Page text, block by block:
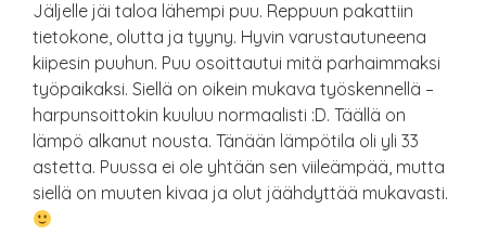
Jäljelle jäi taloa lähempi puu. Reppuun pakattiin
tietokone, olutta ja tyyny. Hyvin varustautuneena
kiipesin puuhun. Puu osoittautui mitä parhaimmaksi
työpaikaksi. Siellä on oikein mukava työskennellä –
harpunsoittokin kuuluu normaalisti :D. Täällä on
lämpö alkanut nousta. Tänään lämpötila oli yli 33
astetta. Puussa ei ole yhtään sen viileämpää, mutta
siellä on muuten kivaa ja olut jäähdyttää mukavasti.